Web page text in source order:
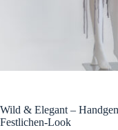
Wild & Elegant –
Festlichen-Look